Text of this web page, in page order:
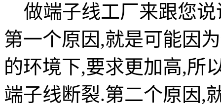
做端子线工厂来跟您说
第一个原因,就是可能因
的环境下,要求更加高,所
端子线断裂.第二个原因,